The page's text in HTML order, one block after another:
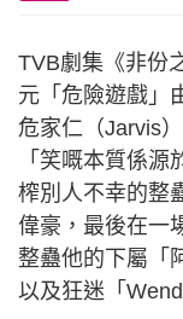
TVB劇集《非份
元「危險遊戲」
危家仁（Jarvis
「笑嘅本質係
榨別人不幸的整
偉豪，最後在一
整蠱他的下屬「
以及狂迷「